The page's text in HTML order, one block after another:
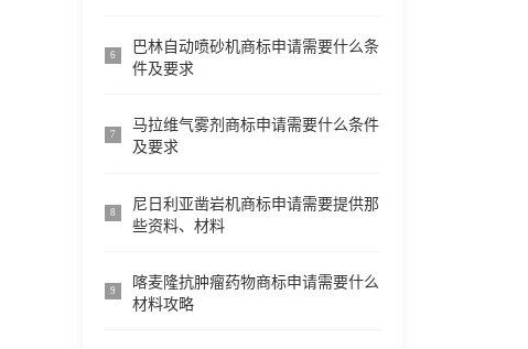
6
巴林自动喷砂机商标申请需要什么条
件及要求
7
马拉维气雾剂商标申请需要什么条件
及要求
8
尼日利亚凿岩机商标申请需要提供那
些资料、材料
9
喀麦隆抗肿瘤药物商标申请需要什么
材料攻略